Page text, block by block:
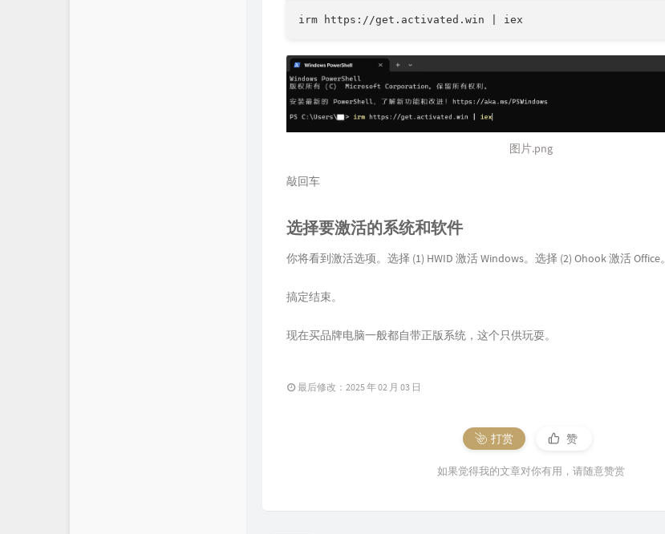
irm https://get.activated.win | iex
图片.png
敲回车
选择要激活的系统和软件
你将看到激活选项。选择 (1) HWID 激活 Windows。选择 (2) Ohook 激活 Office。
搞定结束。
现在买品牌电脑一般都自带正版系统，这个只供玩耍。
最后修改：2025 年 02 月 03 日
打赏 赞
如果觉得我的文章对你有用，请随意赞赏